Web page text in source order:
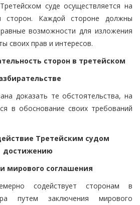
суде осуществляется на
сторон. Каждой стороне должны
возможности для изложения
своих прав и интересов.
сторон в третейском
доказать те обстоятельства, на
в обоснование своих требований
Третейским судом
достижению
мирового соглашения
содействует сторонам в
путем заключения мирового